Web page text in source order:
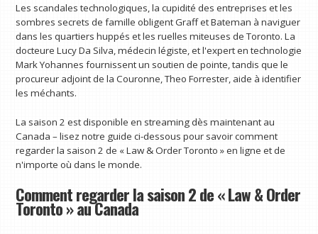
Les scandales technologiques, la cupidité des entreprises et les
sombres secrets de famille obligent Graff et Bateman à naviguer
dans les quartiers huppés et les ruelles miteuses de Toronto. La
docteure Lucy Da Silva, médecin légiste, et l'expert en technologie
Mark Yohannes fournissent un soutien de pointe, tandis que le
procureur adjoint de la Couronne, Theo Forrester, aide à identifier
les méchants.
La saison 2 est disponible en streaming dès maintenant au
Canada – lisez notre guide ci-dessous pour savoir comment
regarder la saison 2 de « Law & Order Toronto » en ligne et de
n'importe où dans le monde.
Comment regarder la saison 2 de « Law & Order
Toronto » au Canada